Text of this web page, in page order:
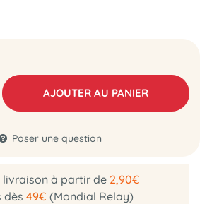
AJOUTER AU PANIER
Poser une question
livraison à partir de 2,90€
dès 49€ (Mondial Relay)